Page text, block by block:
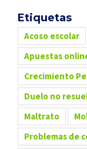
Etiquetas
Acoso escolar
Apuestas
Crecimiento
Duelo no
Maltrato
Problemas de